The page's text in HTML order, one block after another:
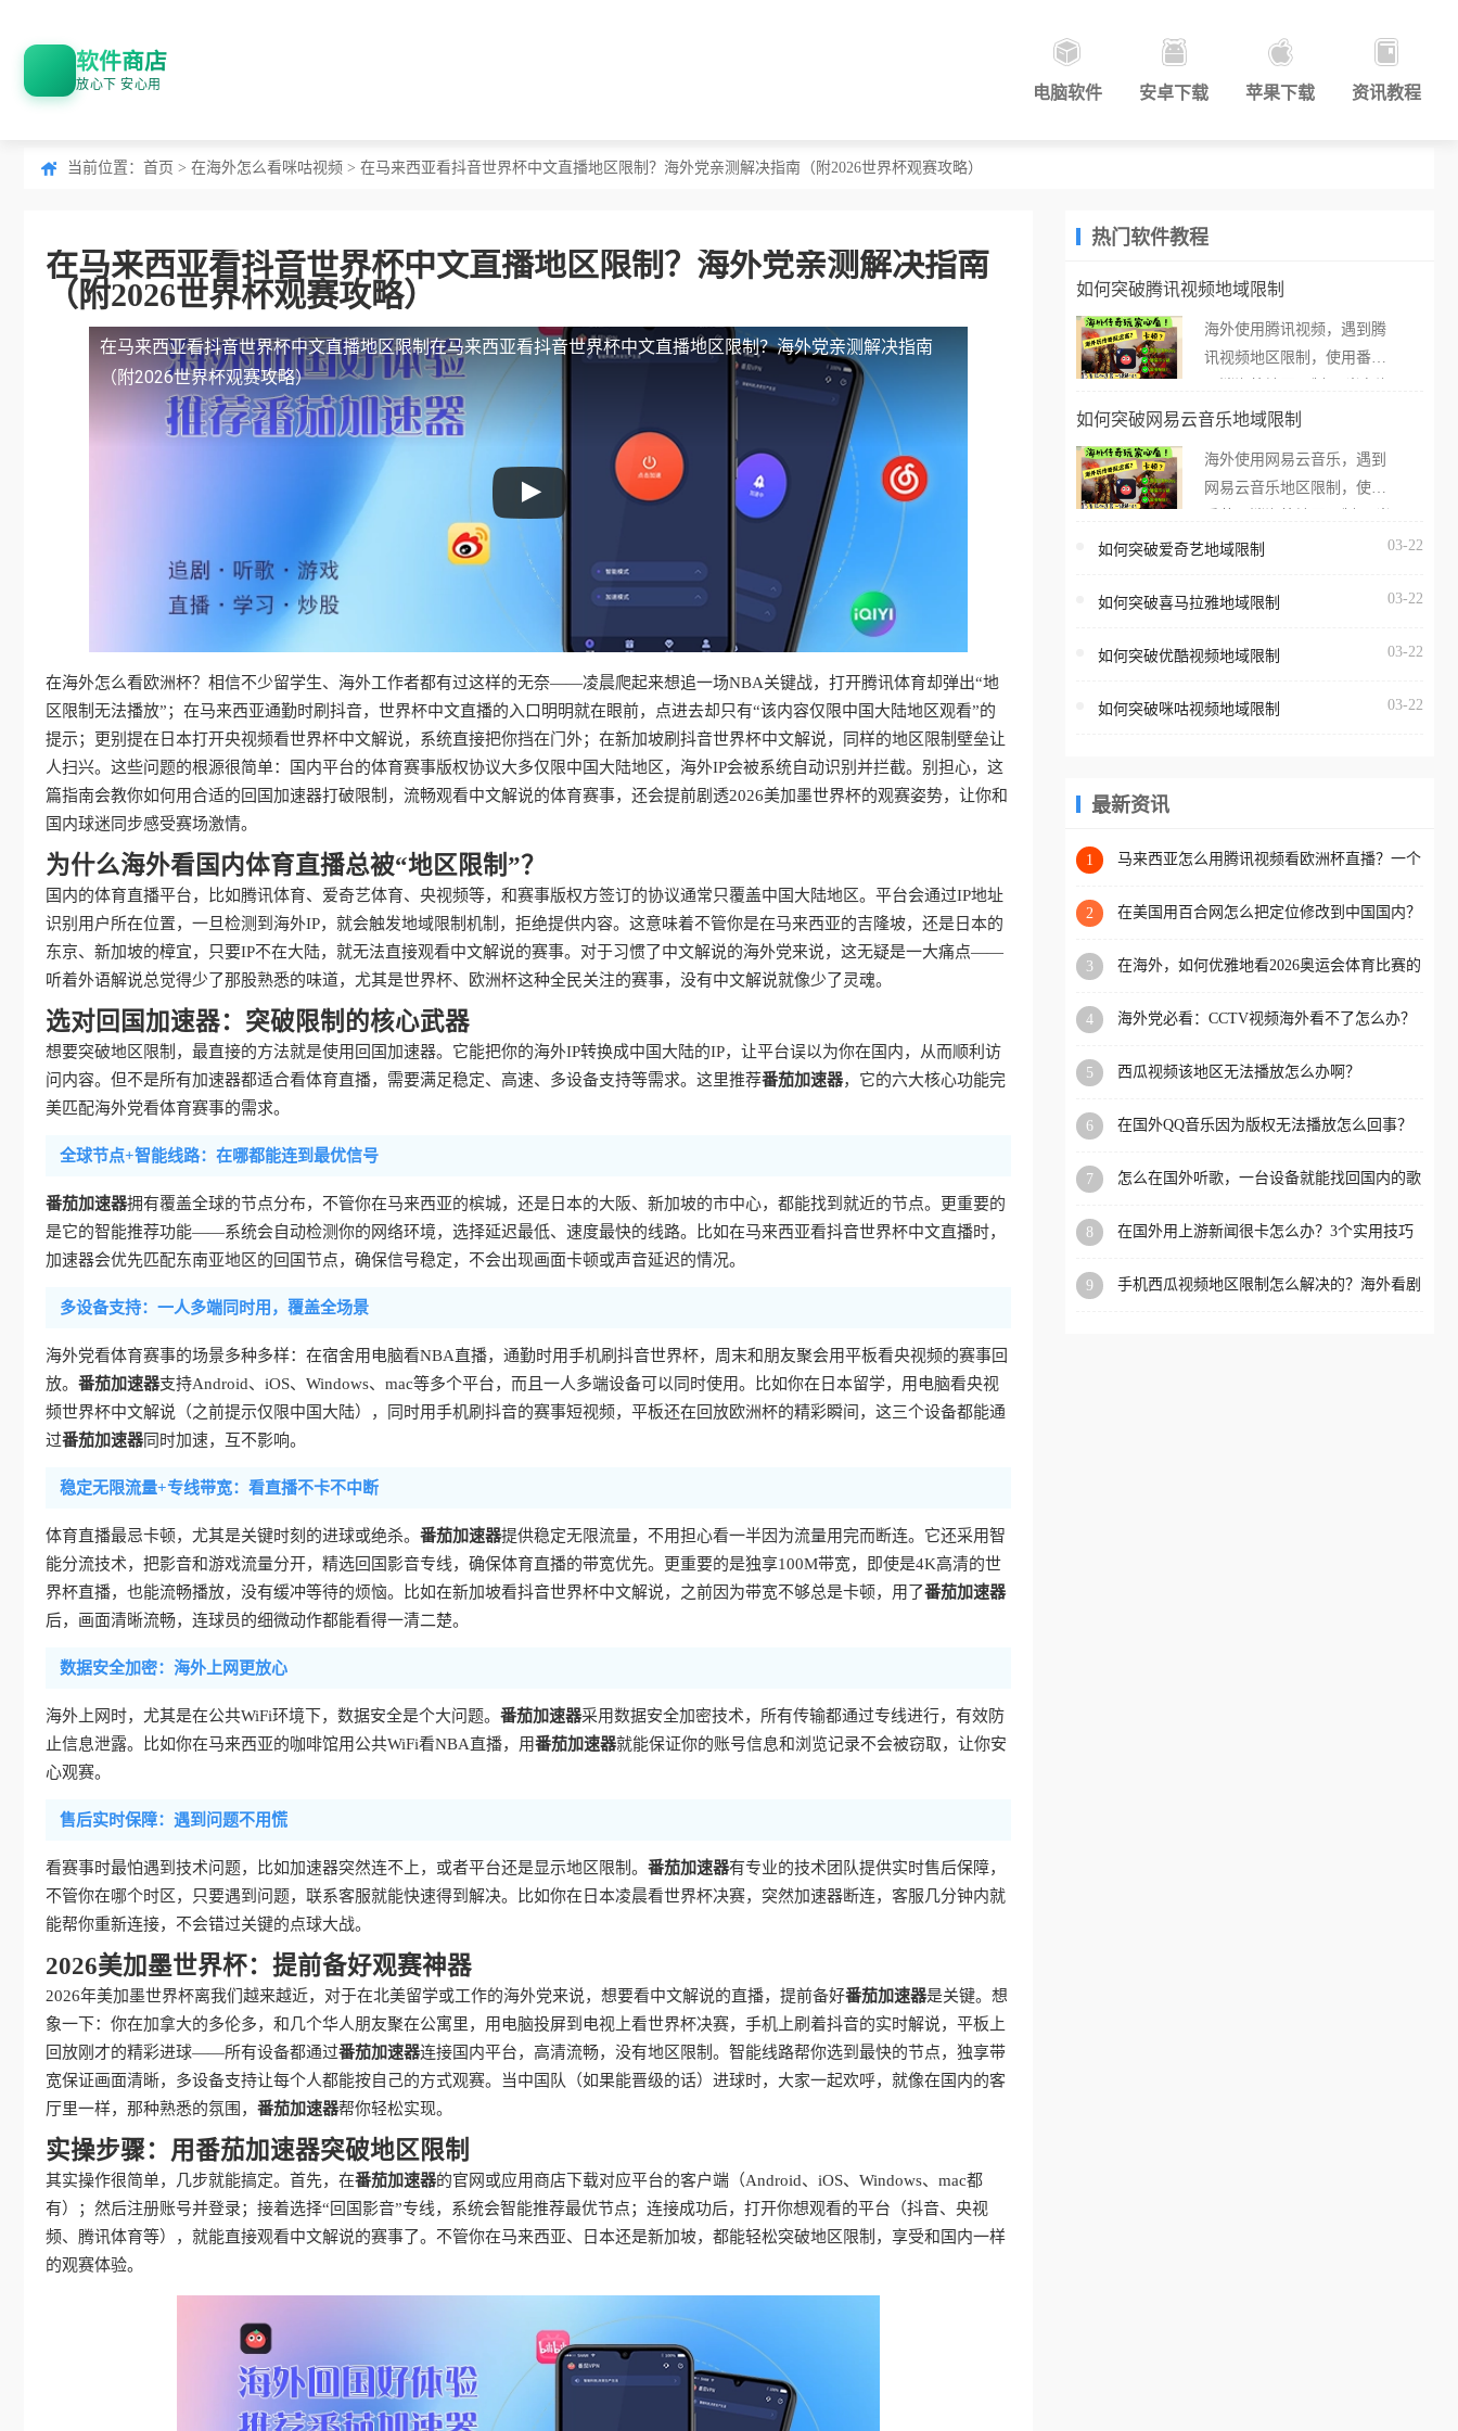
软件商店
放心下 安心用 电脑软件 安卓下载 苹果下载 资讯教程
当前位置： 首页 > 在海外怎么看咪咕视频 > 在马来西亚看抖音世界杯中文直播地区限制？海外党亲测解决指南（附2026世界杯观赛攻略）
在马来西亚看抖音世界杯中文直播地区限制？海外党亲测解决指南
（附2026世界杯观赛攻略）
在马来西亚看抖音世界杯中文直播地区限制在马来西亚看抖音世界杯中文直播地区限制？海外党亲测解决指南
（附2026世界杯观赛攻略）
在海外怎么看欧洲杯？相信不少留学生、海外工作者都有过这样的无奈——凌晨爬起来想追一场NBA关键战，打开腾讯体育却弹出“地
区限制无法播放”；在马来西亚通勤时刷抖音，世界杯中文直播的入口明明就在眼前，点进去却只有“该内容仅限中国大陆地区观看”的
提示；更别提在日本打开央视频看世界杯中文解说，系统直接把你挡在门外；在新加坡刷抖音世界杯中文解说，同样的地区限制壁垒让
人扫兴。这些问题的根源很简单：国内平台的体育赛事版权协议大多仅限中国大陆地区，海外IP会被系统自动识别并拦截。别担心，这
篇指南会教你如何用合适的回国加速器打破限制，流畅观看中文解说的体育赛事，还会提前剧透2026美加墨世界杯的观赛姿势，让你和
国内球迷同步感受赛场激情。
为什么海外看国内体育直播总被“地区限制”？
国内的体育直播平台，比如腾讯体育、爱奇艺体育、央视频等，和赛事版权方签订的协议通常只覆盖中国大陆地区。平台会通过IP地址
识别用户所在位置，一旦检测到海外IP，就会触发地域限制机制，拒绝提供内容。这意味着不管你是在马来西亚的吉隆坡，还是日本的
东京、新加坡的樟宜，只要IP不在大陆，就无法直接观看中文解说的赛事。对于习惯了中文解说的海外党来说，这无疑是一大痛点——
听着外语解说总觉得少了那股熟悉的味道，尤其是世界杯、欧洲杯这种全民关注的赛事，没有中文解说就像少了灵魂。
选对回国加速器：突破限制的核心武器
想要突破地区限制，最直接的方法就是使用回国加速器。它能把你的海外IP转换成中国大陆的IP，让平台误以为你在国内，从而顺利访
问内容。但不是所有加速器都适合看体育直播，需要满足稳定、高速、多设备支持等需求。这里推荐番茄加速器，它的六大核心功能完
美匹配海外党看体育赛事的需求。
全球节点+智能线路：在哪都能连到最优信号
番茄加速器拥有覆盖全球的节点分布，不管你在马来西亚的槟城，还是日本的大阪、新加坡的市中心，都能找到就近的节点。更重要的
是它的智能推荐功能——系统会自动检测你的网络环境，选择延迟最低、速度最快的线路。比如在马来西亚看抖音世界杯中文直播时，
加速器会优先匹配东南亚地区的回国节点，确保信号稳定，不会出现画面卡顿或声音延迟的情况。
多设备支持：一人多端同时用，覆盖全场景
海外党看体育赛事的场景多种多样：在宿舍用电脑看NBA直播，通勤时用手机刷抖音世界杯，周末和朋友聚会用平板看央视频的赛事回
放。 番茄加速器支持Android、iOS、Windows、mac等多个平台，而且一人多端设备可以同时使用。比如你在日本留学，用电脑看央视
频世界杯中文解说（之前提示仅限中国大陆），同时用手机刷抖音的赛事短视频，平板还在回放欧洲杯的精彩瞬间，这三个设备都能通
过番茄加速器同时加速，互不影响。
稳定无限流量+专线带宽：看直播不卡不中断
体育直播最忌卡顿，尤其是关键时刻的进球或绝杀。 番茄加速器提供稳定无限流量，不用担心看一半因为流量用完而断连。它还采用智
能分流技术，把影音和游戏流量分开，精选回国影音专线，确保体育直播的带宽优先。更重要的是独享100M带宽，即使是4K高清的世
界杯直播，也能流畅播放，没有缓冲等待的烦恼。比如在新加坡看抖音世界杯中文解说，之前因为带宽不够总是卡顿，用了番茄加速器
后，画面清晰流畅，连球员的细微动作都能看得一清二楚。
数据安全加密：海外上网更放心
海外上网时，尤其是在公共WiFi环境下，数据安全是个大问题。 番茄加速器采用数据安全加密技术，所有传输都通过专线进行，有效防
止信息泄露。比如你在马来西亚的咖啡馆用公共WiFi看NBA直播，用番茄加速器就能保证你的账号信息和浏览记录不会被窃取，让你安
心观赛。
售后实时保障：遇到问题不用慌
看赛事时最怕遇到技术问题，比如加速器突然连不上，或者平台还是显示地区限制。 番茄加速器有专业的技术团队提供实时售后保障，
不管你在哪个时区，只要遇到问题，联系客服就能快速得到解决。比如你在日本凌晨看世界杯决赛，突然加速器断连，客服几分钟内就
能帮你重新连接，不会错过关键的点球大战。
2026美加墨世界杯：提前备好观赛神器
2026年美加墨世界杯离我们越来越近，对于在北美留学或工作的海外党来说，想要看中文解说的直播，提前备好番茄加速器是关键。想
象一下：你在加拿大的多伦多，和几个华人朋友聚在公寓里，用电脑投屏到电视上看世界杯决赛，手机上刷着抖音的实时解说，平板上
回放刚才的精彩进球——所有设备都通过番茄加速器连接国内平台，高清流畅，没有地区限制。智能线路帮你选到最快的节点，独享带
宽保证画面清晰，多设备支持让每个人都能按自己的方式观赛。当中国队（如果能晋级的话）进球时，大家一起欢呼，就像在国内的客
厅里一样，那种熟悉的氛围， 番茄加速器帮你轻松实现。
实操步骤：用番茄加速器突破地区限制
其实操作很简单，几步就能搞定。首先，在番茄加速器的官网或应用商店下载对应平台的客户端（Android、iOS、Windows、mac都
有）；然后注册账号并登录；接着选择“回国影音”专线，系统会智能推荐最优节点；连接成功后，打开你想观看的平台（抖音、央视
频、腾讯体育等），就能直接观看中文解说的赛事了。不管你在马来西亚、日本还是新加坡，都能轻松突破地区限制，享受和国内一样
的观赛体验。
热门软件教程
如何突破腾讯视频地域限制
海外使用腾讯视频，遇到腾
讯视频地区限制，使用番茄
外打开腾讯视频，却突然弹
地区无法播放”的提示语。
海外用户如香港、澳门、台
亚、欧洲等国家和地区时，
台一样，出现地区及版权限
地区播放。 遇到这个问题的
区工作、留学、定居等，都
权限制所困扰。
如何突破网易云音乐地域限制
海外使用网易云音乐，遇到
网易云音乐地区限制，使用
在海外打开网易云音乐，却
所在的地区无法播放”的提示
门、台湾、美国、加拿大、
区时，网易云音乐也会像其
回国加速器，即可解决「海
版权限制」的问题，无论人
国、加拿大、澳大利亚、欧
学、定居等，都可以使用，
扰。
如何突破爱奇艺地域限制 03-22
如何突破喜马拉雅地域限制 03-22
如何突破优酷视频地域限制 03-22
如何突破咪咕视频地域限制 03-22
最新资讯
1
马来西亚怎么用腾讯视频看欧洲杯直播？一个
2
在美国用百合网怎么把定位修改到中国国内？
3
在海外，如何优雅地看2026奥运会体育比赛的
4
海外党必看：CCTV视频海外看不了怎么办？
5 西瓜视频该地区无法播放怎么办啊？
6
在国外QQ音乐因为版权无法播放怎么回事？
7
怎么在国外听歌，一台设备就能找回国内的歌
8
在国外用上游新闻很卡怎么办？3个实用技巧
9
手机西瓜视频地区限制怎么解决的？海外看剧